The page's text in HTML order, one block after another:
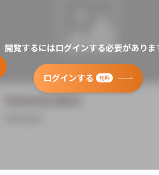
閲覧するにはログインする必要がありま
ログインする 無料
スライド